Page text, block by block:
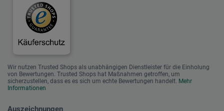
Wir nutzen Trusted Shops als unabhängigen Dienstleister für die Einholung
von Bewertungen. Trusted Shops hat Maßnahmen getroffen, um
sicherzustellen, dass es es sich um echte Bewertungen handelt. Mehr
Informationen
Auszeichnungen